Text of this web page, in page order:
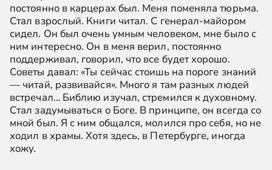
постоянно в карцерах был. Меня поменяла тюрьма.
Стал взрослый. Книги читал. С генерал-майором
сидел. Он был очень умным человеком, мне было с
ним интересно. Он в меня верил, постоянно
поддерживал, говорил, что все будет хорошо.
Советы давал: «Ты сейчас стоишь на пороге знаний
— читай, развивайся». Много я там разных людей
встречал… Библию изучал, стремился к духовному.
Стал задумываться о Боге. В принципе, он всегда со
мной был. Я с ним общался, молился про себя, но не
ходил в храмы. Хотя здесь, в Петербурге, иногда
хожу.